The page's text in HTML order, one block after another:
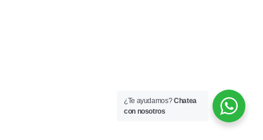
¿Te ayudamos?Chatea
con nosotros